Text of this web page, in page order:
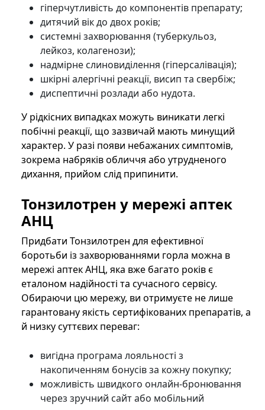
гіперчутливість до компонентів препарату;
дитячий вік до двох років;
системні захворювання (туберкульоз,
лейкоз, колагенози);
надмірне слиновиділення (гіперсалівація);
шкірні алергічні реакції, висип та свербіж;
диспептичні розлади або нудота.
У рідкісних випадках можуть виникати легкі
побічні реакції, що зазвичай мають минущий
характер. У разі появи небажаних симптомів,
зокрема набряків обличчя або утрудненого
дихання, прийом слід припинити.
Тонзилотрен у мережі аптек
АНЦ
Придбати Тонзилотрен для ефективної
боротьби із захворюваннями горла можна в
мережі аптек АНЦ, яка вже багато років є
еталоном надійності та сучасного сервісу.
Обираючи цю мережу, ви отримуєте не лише
гарантовану якість сертифікованих препаратів, а
й низку суттєвих переваг:
вигідна програма лояльності з
накопиченням бонусів за кожну покупку;
можливість швидкого онлайн-бронювання
через зручний сайт або мобільний